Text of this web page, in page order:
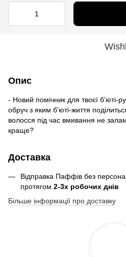
Опис
- Новий помічник для твоєї бʼюті-
обруч з яким бʼюті-життя
волосся під час вмивання не
краще?
Доставка
Відправка Паффів без
протягом 2-3х робочих днів
Більше інформації про доставку